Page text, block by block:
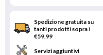
Spedizione gratuita su
tanti prodotti sopra i
€59,99
Servizi aggiuntivi